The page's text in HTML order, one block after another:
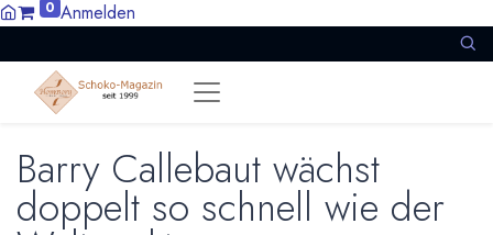
0 Anmelden
Barry Callebaut wächst
doppelt so schnell wie der